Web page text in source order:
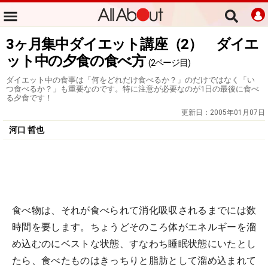
3ヶ月集中ダイエット講座（2） ダイエ
ット中の夕食の食べ方 (2ページ目)
ダイエット中の食事は「何をどれだけ食べるか？」のだけではなく「い
つ食べるか？」も重要なのです。特に注意が必要なのが1日の最後に食べ
る夕食です！
更新日： 2005年01月07日
河口 哲也
食べ物は、それが食べられて消化吸収されるまでには数
時間を要します。ちょうどそのころ体がエネルギーを溜
め込むのにベストな状態、すなわち睡眠状態にいたとし
たら、食べたものはきっちりと脂肪として溜め込まれて